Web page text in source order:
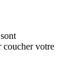
coucher votre